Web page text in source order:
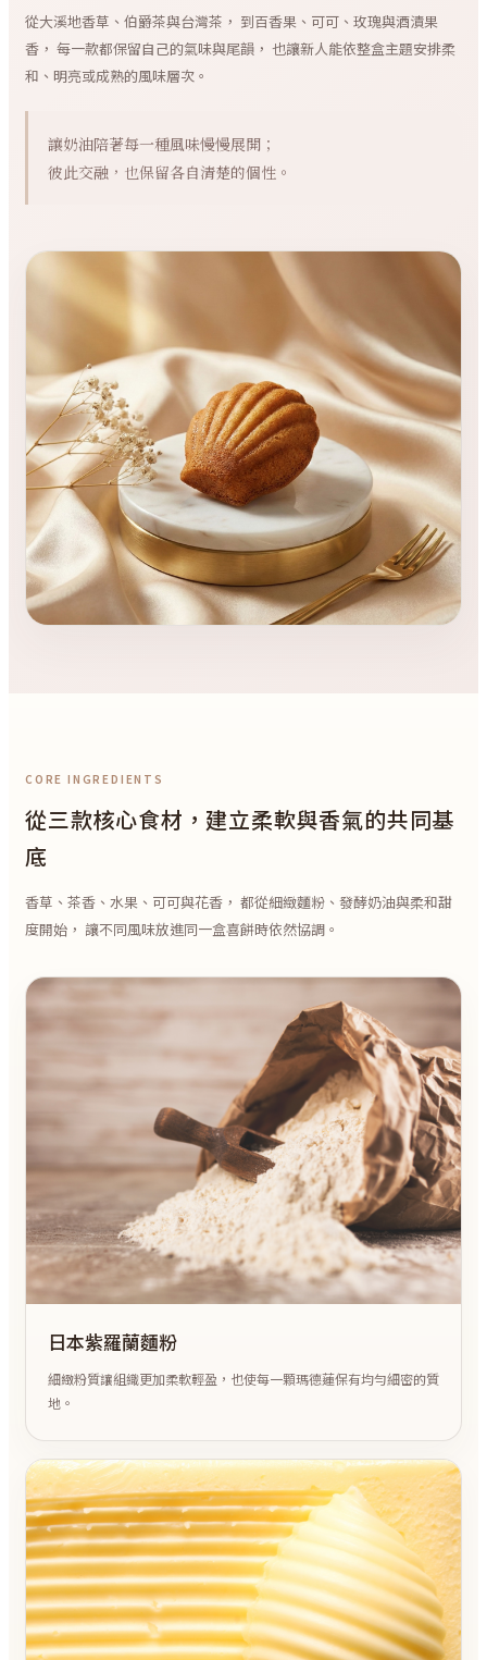
從大溪地香草、伯爵茶與台灣茶， 到百香果、可可、玫瑰與酒漬果
香， 每一款都保留自己的氣味與尾韻， 也讓新人能依整盒主題安排柔
和、明亮或成熟的風味層次。
讓奶油陪著每一種風味慢慢展開；
彼此交融，也保留各自清楚的個性。
CORE INGREDIENTS
從三款核心食材，建立柔軟與香氣的共同基
底
香草、茶香、水果、可可與花香， 都從細緻麵粉、發酵奶油與柔和甜
度開始， 讓不同風味放進同一盒喜餅時依然協調。
日本紫羅蘭麵粉
細緻粉質讓組織更加柔軟輕盈，也使每一顆瑪德蓮保有均勻細密的質
地。